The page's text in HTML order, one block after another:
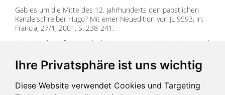
Ihre Privatsphäre ist uns wichtig
Diese Website verwendet Cookies und Targeting
Gab es um die Mitte des 12. Jahrhunderts den päpstlichen
Kanzleischreiber Hugo? Mit einer Neuedition von JL 9593, in:
Francia, 27/1, 2001, S. 238-241.
Zwei Handschriften Friedrich Hugenpoets, in: Das Jahrtausend
Ausstellungskatalog Ruhrlandmuseum Essen, hg. von Jan
Gerchow, Essen/Köln 1999, S. 365-367.
Friedrich Hugenpoet - Ein Schreiber und Illuminator aus der